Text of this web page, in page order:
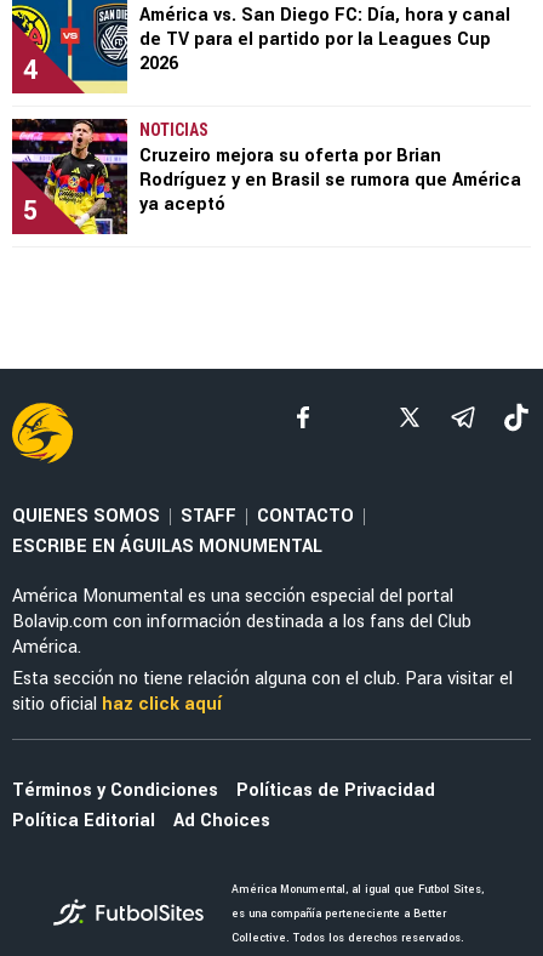
4
América vs. San Diego FC: Día, hora y canal
de TV para el partido por la Leagues Cup
2026
5
NOTICIAS
Cruzeiro mejora su oferta por Brian
Rodríguez y en Brasil se rumora que América
ya aceptó
QUIENES SOMOS | STAFF | CONTACTO |
ESCRIBE EN ÁGUILAS MONUMENTAL
América Monumental es una sección especial del portal
Bolavip.com con información destinada a los fans del Club
América.
Esta sección no tiene relación alguna con el club. Para visitar el
sitio oficial haz click aquí
Términos y Condiciones
Políticas de Privacidad
Política Editorial
Ad Choices
América Monumental, al igual que Futbol Sites,
es una compañía perteneciente a Better
Collective. Todos los derechos reservados.